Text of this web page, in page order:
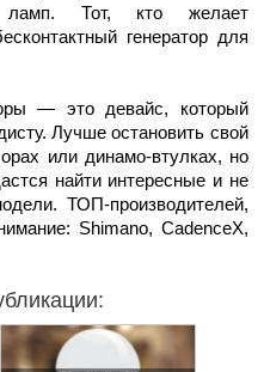
ламп. Тот, кто желает
генератор для
— это девайс, который
Лучше остановить свой
или динамо-втулках, но
найти интересные и не
ТОП-производителей,
Shimano, CadenceX,